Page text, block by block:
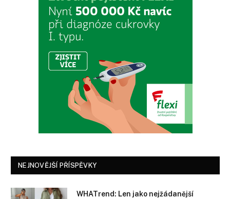
NEJNOVĚJŠÍ PŘÍSPĚVKY
WHATrend: Len jako nejžádanější